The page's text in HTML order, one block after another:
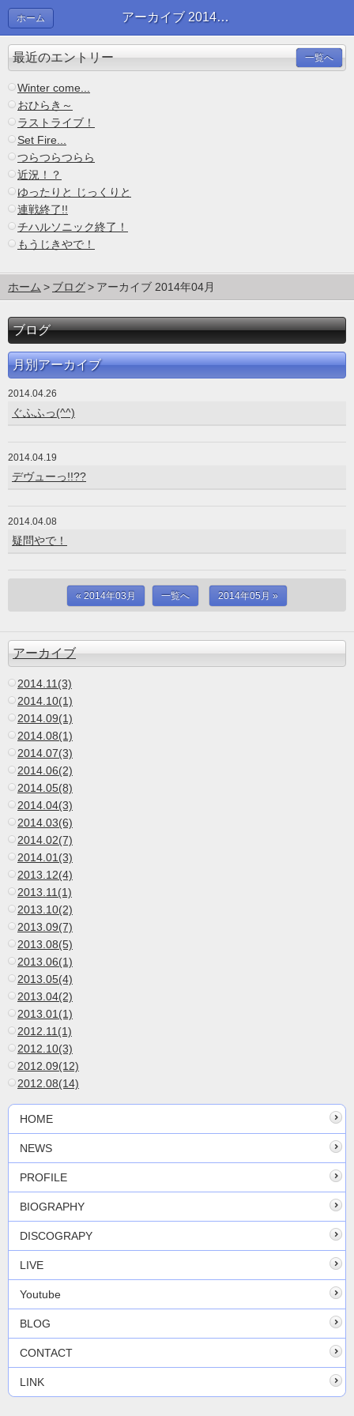
アーカイブ 2014年04月 | ブログ
ホーム
最近のエントリー 一覧へ
Winter come...
おひらき～
ラストライブ！
Set Fire...
つらつらつらら
近況！？
ゆったりと じっくりと
連戦終了!!
チハルソニック終了！
もうじきやで！
ホーム ブログ アーカイブ 2014年04月
ブログ
月別アーカイブ
2014.04.26
ぐふふっ(^^)
2014.04.19
デヴューっ!!??
2014.04.08
疑問やで！
« 2014年03月 一覧へ 2014年05月 »
アーカイブ
2014.11(3)
2014.10(1)
2014.09(1)
2014.08(1)
2014.07(3)
2014.06(2)
2014.05(8)
2014.04(3)
2014.03(6)
2014.02(7)
2014.01(3)
2013.12(4)
2013.11(1)
2013.10(2)
2013.09(7)
2013.08(5)
2013.06(1)
2013.05(4)
2013.04(2)
2013.01(1)
2012.11(1)
2012.10(3)
2012.09(12)
2012.08(14)
HOME
NEWS
PROFILE
BIOGRAPHY
DISCOGRAPY
LIVE
Youtube
BLOG
CONTACT
LINK